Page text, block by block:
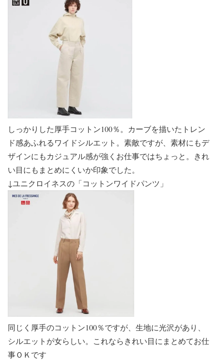
しっかりした厚手コットン100％。カーブを描いたトレン
ド感あふれるワイドシルエット。素敵ですが、素材にもデ
ザインにもカジュアル感が強くお仕事ではちょっと。きれ
い目にもまとめにくいか印象でした。
↓ユニクロイネスの「コットンワイドパンツ」
同じく厚手のコットン100％ですが、生地に光沢があり、
シルエットが女らしい。これならきれい目にまとめてお仕
事ＯＫです